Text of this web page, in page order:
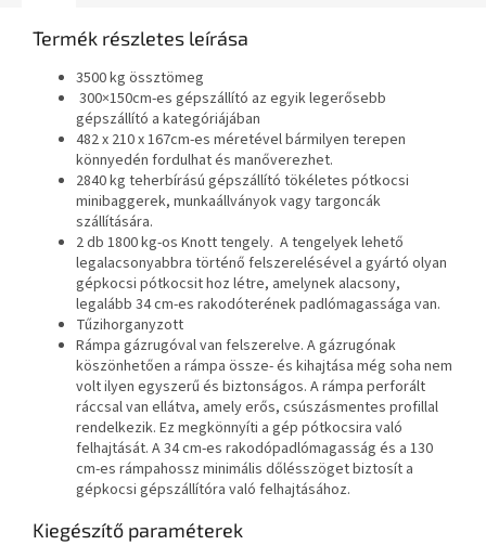
Termék részletes leírása
3500 kg össztömeg
300×150cm-es gépszállító az egyik legerősebb
gépszállító a kategóriájában
482 x 210 x 167cm-es méretével bármilyen terepen
könnyedén fordulhat és manőverezhet.
2840 kg teherbírású gépszállító tökéletes pótkocsi
minibaggerek, munkaállványok vagy targoncák
szállítására.
2 db 1800 kg-os Knott tengely. A tengelyek lehető
legalacsonyabbra történő felszerelésével a gyártó olyan
gépkocsi pótkocsit hoz létre, amelynek alacsony,
legalább 34 cm-es rakodóterének padlómagassága van.
Tűzihorganyzott
Rámpa gázrugóval van felszerelve. A gázrugónak
köszönhetően a rámpa össze- és kihajtása még soha nem
volt ilyen egyszerű és biztonságos. A rámpa perforált
ráccsal van ellátva, amely erős, csúszásmentes profillal
rendelkezik. Ez megkönnyíti a gép pótkocsira való
felhajtását. A 34 cm-es rakodópadlómagasság és a 130
cm-es rámpahossz minimális dőlésszöget biztosít a
gépkocsi gépszállítóra való felhajtásához.
Kiegészítő paraméterek